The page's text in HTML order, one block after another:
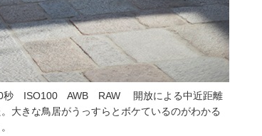
秒 ISO100 AWB RAW 開放による中近距離
大きな鳥居がうっすらとボケているのがわかる